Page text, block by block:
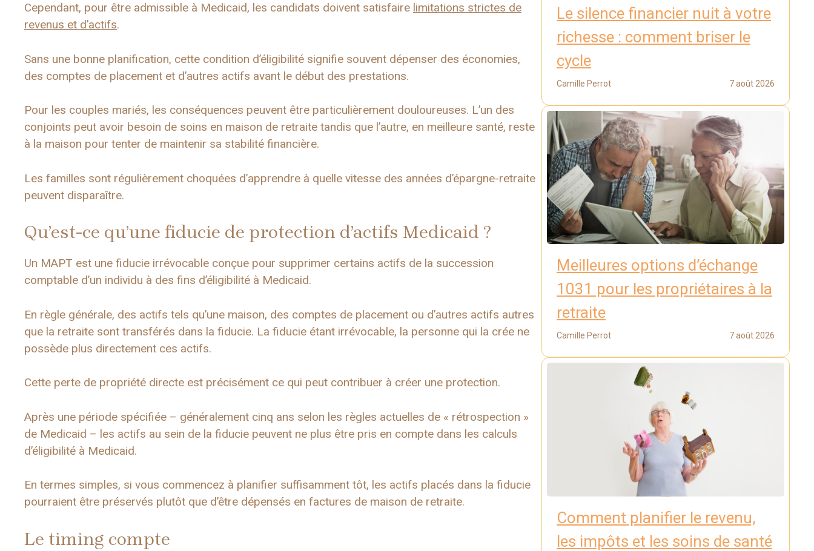
Cependant, pour être admissible à Medicaid, les candidats doivent satisfaire limitations strictes de
revenus et d’actifs.
Sans une bonne planification, cette condition d’éligibilité signifie souvent dépenser des économies,
des comptes de placement et d’autres actifs avant le début des prestations.
Pour les couples mariés, les conséquences peuvent être particulièrement douloureuses. L’un des
conjoints peut avoir besoin de soins en maison de retraite tandis que l’autre, en meilleure santé, reste
à la maison pour tenter de maintenir sa stabilité financière.
Les familles sont régulièrement choquées d’apprendre à quelle vitesse des années d’épargne-retraite
peuvent disparaître.
Qu’est-ce qu’une fiducie de protection d’actifs Medicaid ?
Un MAPT est une fiducie irrévocable conçue pour supprimer certains actifs de la succession
comptable d’un individu à des fins d’éligibilité à Medicaid.
En règle générale, des actifs tels qu’une maison, des comptes de placement ou d’autres actifs autres
que la retraite sont transférés dans la fiducie. La fiducie étant irrévocable, la personne qui la crée ne
possède plus directement ces actifs.
Cette perte de propriété directe est précisément ce qui peut contribuer à créer une protection.
Après une période spécifiée – généralement cinq ans selon les règles actuelles de « rétrospection »
de Medicaid – les actifs au sein de la fiducie peuvent ne plus être pris en compte dans les calculs
d’éligibilité à Medicaid.
En termes simples, si vous commencez à planifier suffisamment tôt, les actifs placés dans la fiducie
pourraient être préservés plutôt que d’être dépensés en factures de maison de retraite.
Le timing compte
Le silence financier nuit à votre
richesse : comment briser le
cycle
Camille Perrot 7 août 2026
Meilleures options d’échange
1031 pour les propriétaires à la
retraite
Camille Perrot 7 août 2026
Comment planifier le revenu,
les impôts et les soins de santé